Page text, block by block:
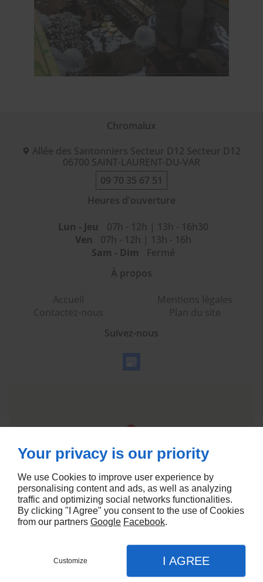
Chromalux
Allée des Santonniers Secteur D12 Secteur D12
06700 SAINT-LAURENT-DU-VAR
09 70 35 67 51
Heures d'ouverture
Lun - Jeu
07h - 12h | 13h - 16h30
Ven
07h - 12h | 13h - 16h
Sam - Dim
Fermé
À propos
Suivez-nous
Agence web Linkeo
CONTACT
Your privacy is our priority
We use Cookies to improve user experience by
personalising content and ads, as well as analyzing
traffic and optimizing social networks functionalities.
By clicking "I Agree" you consent to the use of Cookies
from our partners Google Facebook.
Customize I AGREE